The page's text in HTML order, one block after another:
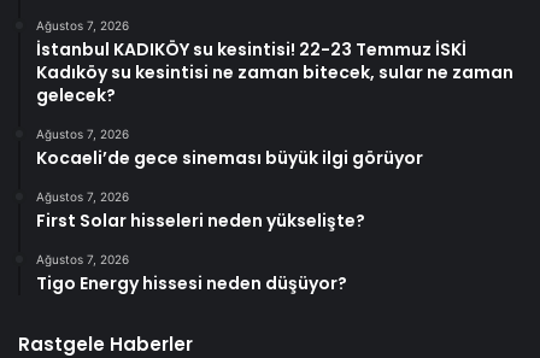
Ağustos 7, 2026
İstanbul KADIKÖY su kesintisi! 22-23 Temmuz İSKİ
Kadıköy su kesintisi ne zaman bitecek, sular ne zaman
gelecek?
Ağustos 7, 2026
Kocaeli’de gece sineması büyük ilgi görüyor
Ağustos 7, 2026
First Solar hisseleri neden yükselişte?
Ağustos 7, 2026
Tigo Energy hissesi neden düşüyor?
Rastgele Haberler